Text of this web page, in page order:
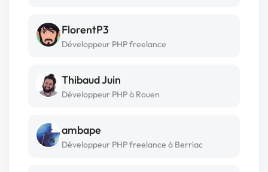
FlorentP3
Développeur PHP freelance
Thibaud Juin
Développeur PHP à Rouen
ambape
Développeur PHP freelance à Berriac